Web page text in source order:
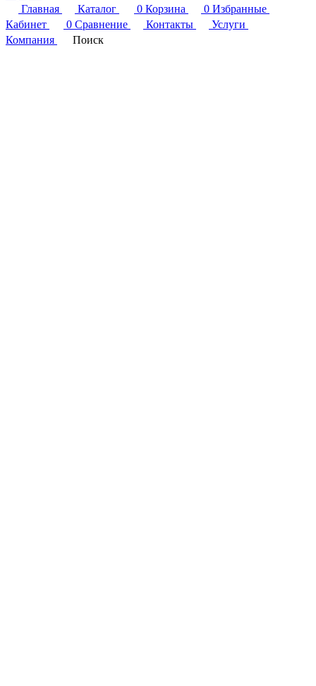
Главная
Каталог 0 Корзина 0 Избранные
Кабинет
0 Сравнение Контакты
Услуги
Компания
Поиск